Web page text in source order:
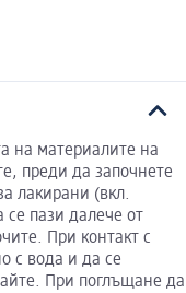
на материалите на
преди да започнете
лакирани (вкл.
се пази далече от
При контакт с
с вода и да се
При поглъщане да